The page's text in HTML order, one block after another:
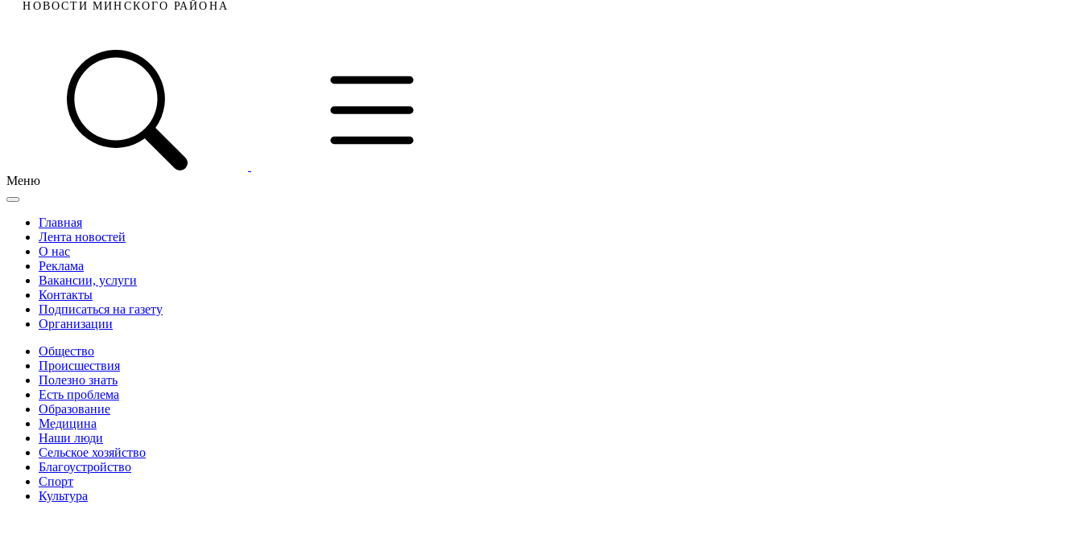
Меню
Главная
Лента новостей
О нас
Реклама
Вакансии, услуги
Контакты
Подписаться на газету
Организации
Общество
Происшествия
Полезно знать
Есть проблема
Образование
Медицина
Наши люди
Сельское хозяйство
Благоустройство
Спорт
Культура